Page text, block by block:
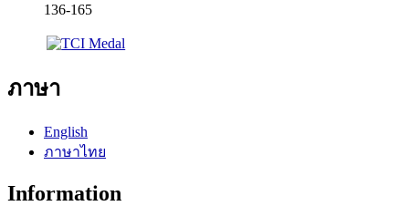
136-165
ภาษา
English
ภาษาไทย
Information